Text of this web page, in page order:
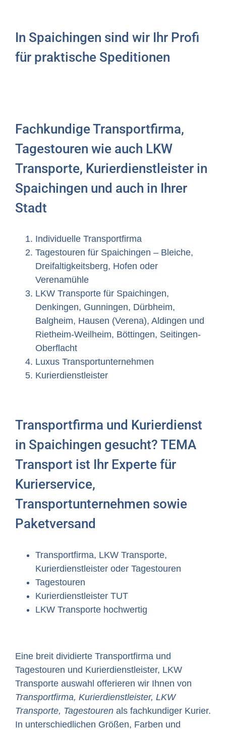
In Spaichingen sind wir Ihr Profi
für praktische Speditionen
Fachkundige Transportfirma,
Tagestouren wie auch LKW
Transporte, Kurierdienstleister in
Spaichingen und auch in Ihrer
Stadt
Individuelle Transportfirma
Tagestouren für Spaichingen – Bleiche,
Dreifaltigkeitsberg, Hofen oder
Verenamühle
LKW Transporte für Spaichingen,
Denkingen, Gunningen, Dürbheim,
Balgheim, Hausen (Verena), Aldingen und
Rietheim-Weilheim, Böttingen, Seitingen-
Oberflacht
Luxus Transportunternehmen
Kurierdienstleister
Transportfirma und Kurierdienst
in Spaichingen gesucht? TEMA
Transport ist Ihr Experte für
Kurierservice,
Transportunternehmen sowie
Paketversand
Transportfirma, LKW Transporte,
Kurierdienstleister oder Tagestouren
Tagestouren
Kurierdienstleister TUT
LKW Transporte hochwertig
Eine breit dividierte Transportfirma und
Tagestouren und Kurierdienstleister, LKW
Transporte auswahl offerieren wir Ihnen von
Transportfirma, Kurierdienstleister, LKW
Transporte, Tagestouren als fachkundiger Kurier.
In unterschiedlichen Größen, Farben und